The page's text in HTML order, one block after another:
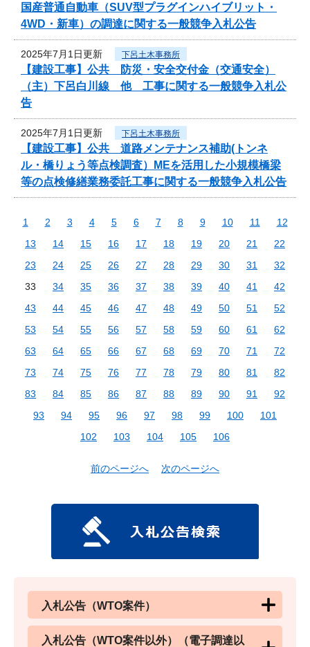
国産普通自動車（SUV型プラグインハイブリット・
4WD・新車）の調達に関する一般競争入札公告
2025年7月1日更新 下呂土木事務所
【建設工事】公共 防災・安全交付金（交通安全）
（主）下呂白川線 他 工事に関する一般競争入札公
告
2025年7月1日更新 下呂土木事務所
【建設工事】公共 道路メンテナンス補助(トンネ
ル・橋りょう等点検調査）MEを活用した小規模橋梁
等の点検修繕業務委託工事に関する一般競争入札公告
1 2 3 4 5 6 7 8 9 10 11
12
13
14 15 16 17 18 19 20 21
22
23
24 25 26 27 28 29 30 31
32
33
34 35 36 37 38 39 40 41
42
43
44 45 46 47 48 49 50 51
52
53
54 55 56 57 58 59 60 61
62
63
64 65 66 67 68 69 70 71
72
73
74 75 76 77 78 79 80 81
82
83
84 85 86 87 88 89 90 91
92
93
94 95 96 97 98 99 100
101
102
103 104 105 106
前のページへ 次のページへ
入札公告（WTO案件）
入札公告（WTO案件以外）（電子調達以